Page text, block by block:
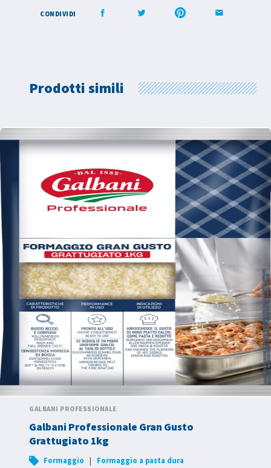
CONDIVIDI
Prodotti simili
GALBANI PROFESSIONALE
Galbani Professionale Gran Gusto
Grattugiato 1kg
Formaggio | Formaggio a pasta dura